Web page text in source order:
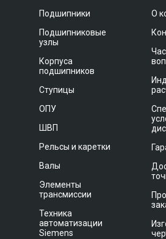
Подшипники
Подшипниковые
узлы
Корпуса
подшипников
Ступицы
ОПУ
ШВП
Рельсы и каретки
Валы
Элементы
трансмиссии
Техника
автоматизации
Siemens
О